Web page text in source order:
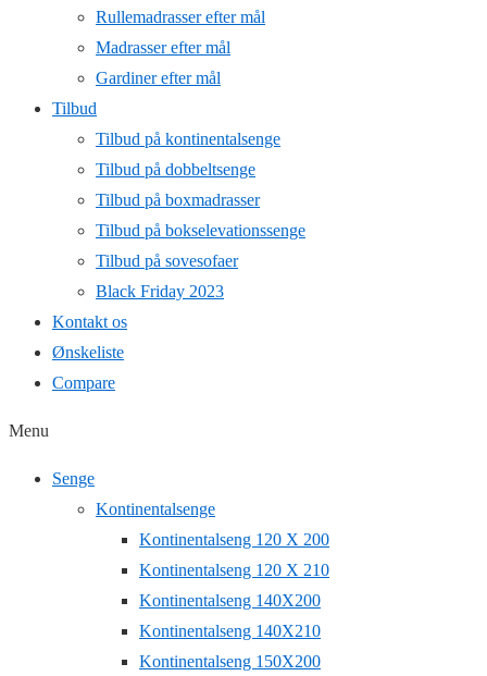
Rullemadrasser efter mål
Madrasser efter mål
Gardiner efter mål
Tilbud
Tilbud på kontinentalsenge
Tilbud på dobbeltsenge
Tilbud på boxmadrasser
Tilbud på bokselevationssenge
Tilbud på sovesofaer
Black Friday 2023
Kontakt os
Ønskeliste
Compare
Menu
Senge
Kontinentalsenge
Kontinentalseng 120 X 200
Kontinentalseng 120 X 210
Kontinentalseng 140X200
Kontinentalseng 140X210
Kontinentalseng 150X200